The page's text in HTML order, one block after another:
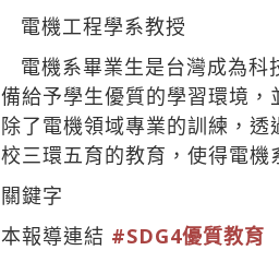
電機工程學系教授
電機系畢業生是台灣成為
備給予學生優質的學習環境，
除了電機領域專業的訓練，
校三環五育的教育，使得電機
關鍵字
本報導連結 #SDG4優質教育